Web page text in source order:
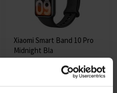
Xiaomi Smart Band 10 Pro
Midnight Bla
Pametni sat - Unisex
Poslat ćemo 13.08.